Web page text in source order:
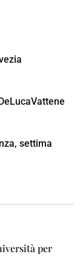
settima
per